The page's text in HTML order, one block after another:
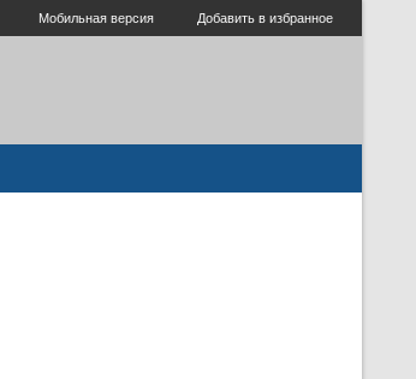
Мобильная версия Добавить в избранное